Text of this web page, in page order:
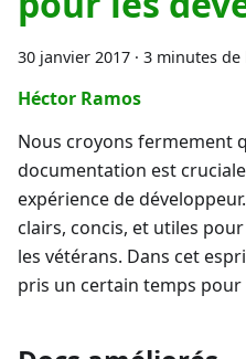
30 janvier 2017 · 3 minutes de
Héctor Ramos
Nous croyons fermement
documentation est
expérience de
clairs, concis, et utiles
les vétérans. Dans cet
pris un certain temps pour